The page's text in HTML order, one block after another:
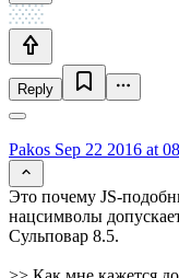
Reply
Pakos Sep 22 2016 at
Это почему JS-
нацсимволы
Сульповар 8.5.